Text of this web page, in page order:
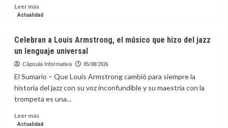
de
Rusia
lo
en
lista
de
Leer másLeer
más
capsula
Informativa:
Positioning
as
a
Leading
in
Actualidad
Celebran a Louis Armstrong, el músico que hizo del jazz
un lenguaje universal
Cápsula Informativa 05/08/2026
El Sumario – Que Louis Armstrong cambió para siempre la
historia del jazz con su voz inconfundible y su maestría con la
trompeta es una...
Leer másLeer
más
Actualidad